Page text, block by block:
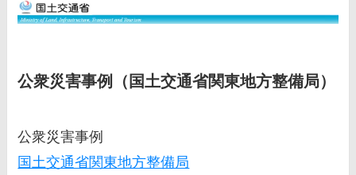
公衆災害事例（国土交通省関東地方整備局）
公衆災害事例
国土交通省関東地方整備局